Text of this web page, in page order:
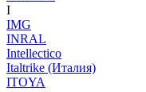
I
IMG
INRAL
Intellectico
Italtrike (Италия)
ITOYA